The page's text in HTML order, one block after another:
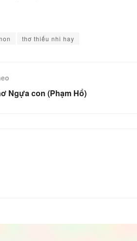
thơ thiếu nhi hay
Ngựa con (Phạm Hổ)